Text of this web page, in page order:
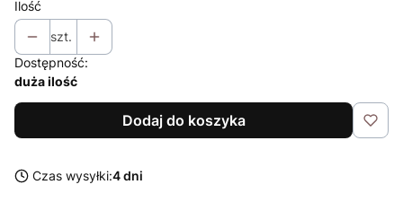
Ilość
szt.
Dostępność:
duża ilość
Dodaj do koszyka
Czas wysyłki:4 dni